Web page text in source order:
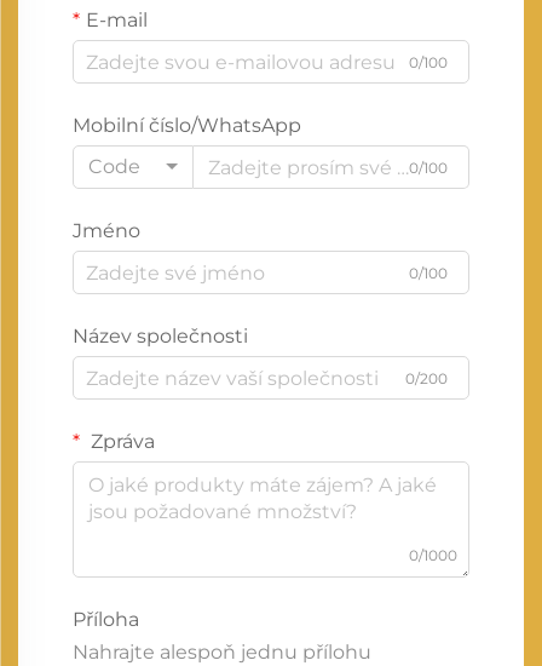
E-mail
0/100
Mobilní číslo/WhatsApp
Code
0/100
Jméno
0/100
Název společnosti
0/200
Zpráva
0/1000
Příloha
Nahrajte alespoň jednu přílohu